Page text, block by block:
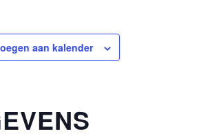
aan kalender